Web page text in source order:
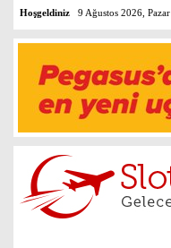
Hoşgeldiniz 9 Ağustos 2026, Pazar